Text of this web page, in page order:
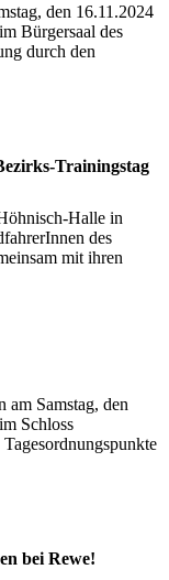
den 16.11.2024
Bürgersaal des
durch den
Trainingstag
Halle in
des
mit ihren
Samstag, den
Schloss
bei Rewe!